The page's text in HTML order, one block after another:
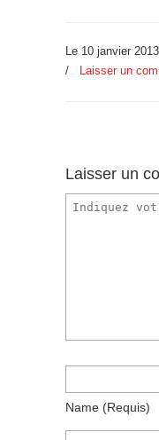
Le 10 janvier 2013
/
Laisser un
Laisser un
Name (requis)